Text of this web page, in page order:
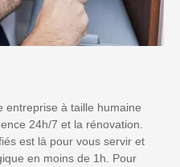
entreprise à taille humaine
24h/7 et la rénovation.
est là pour vous servir et
en moins de 1h. Pour